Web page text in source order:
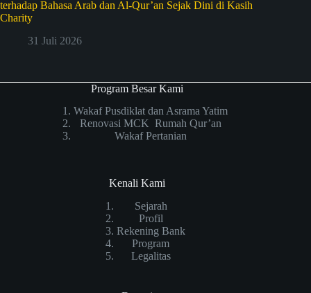
terhadap Bahasa Arab dan Al-Qur’an Sejak Dini di Kasih
Charity
31 Juli 2026
Program Besar Kami
Wakaf Pusdiklat dan Asrama Yatim
Renovasi MCK Rumah Qur’an
Wakaf Pertanian
Kenali Kami
Sejarah
Profil
Rekening Bank
Program
Legalitas